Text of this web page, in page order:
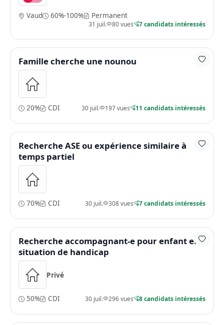
Vaud 60%-100% Permanent
31 juil. 80 vues 7 candidats intéressés
Famille cherche une nounou
20% CDI 30 juil. 197 vues 11 candidats intéressés
Recherche ASE ou expérience similaire à
temps partiel
70% CDI 30 juil. 308 vues 7 candidats intéressés
Recherche accompagnant-e pour enfant en
situation de handicap
Privé
50% CDI 30 juil. 296 vues 8 candidats intéressés